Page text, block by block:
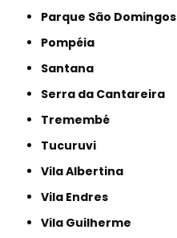
Parque São Domingos
Pompéia
Santana
Serra da Cantareira
Tremembé
Tucuruvi
Vila Albertina
Vila Endres
Vila Guilherme